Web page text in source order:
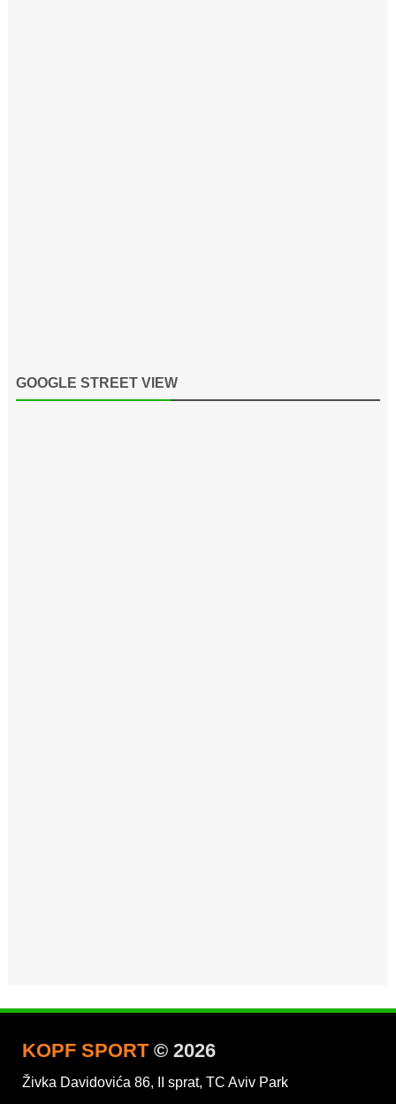
GOOGLE STREET VIEW
KOPF SPORT© 2026
Živka Davidovića 86, II sprat, TC Aviv Park